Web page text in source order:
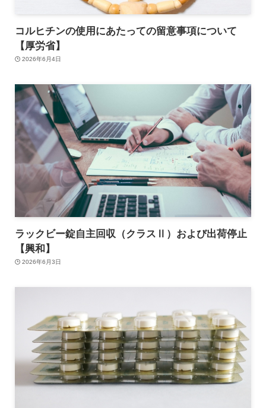
コルヒチンの使用にあたっての留意事項について
【厚労省】
2026年6月4日
ラックビー錠自主回収（クラスⅡ）および出荷停止
【興和】
2026年6月3日